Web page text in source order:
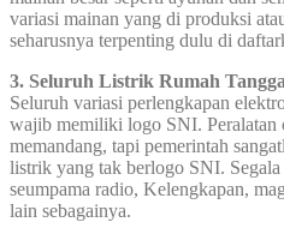
variasi mainan yang di produksi
seharusnya terpenting dulu di
3. Seluruh Listrik Rumah Tangga
Seluruh variasi perlengkapan
wajib memiliki logo SNI. Peralatan
memandang, tapi pemerintah
listrik yang tak berlogo SNI.
seumpama radio, Kelengkapan,
lain sebagainya.